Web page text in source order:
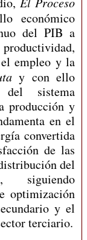
económico
del PIB a
empleo y la
y con ello
sistema
producción y
en el
convertida
de las
del
siguiendo
optimización
y el
terciario.